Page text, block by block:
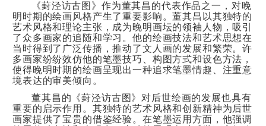
《葑泾访古图》作为董其昌的代表作品之一，对晚
明时期的绘画风格产生了重要影响。董其昌以其独特的
艺术风格和理论主张，成为晚明画坛的领袖人物，吸引
了众多画家的追随和学习。他的绘画技法和艺术思想在
当时得到了广泛传播，推动了文人画的发展和繁荣。许
多画家纷纷效仿他的笔墨技巧、构图方式和设色方法，
使得晚明时期的绘画呈现出一种追求笔墨情趣、注重意
境表达的审美倾向。
董其昌的《葑泾访古图》对后世绘画的发展也具有
重要的启示作用。其独特的艺术风格和创新精神为后世
画家提供了宝贵的借鉴经验。在笔墨运用方面，他强调